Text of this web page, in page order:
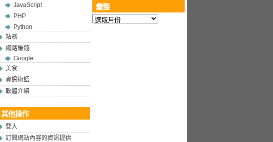
JavaScript
PHP
Python
站務
網路賺錢
Google
美食
資訊術語
軟體介紹
其他操作
登入
訂閱網站內容的資訊提供
彙整
彙